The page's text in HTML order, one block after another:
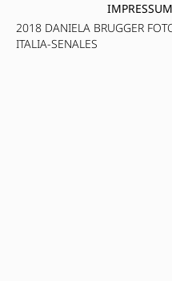
IMPRESSUM
2018 DANIELA BRUGGER
ITALIA-SENALES